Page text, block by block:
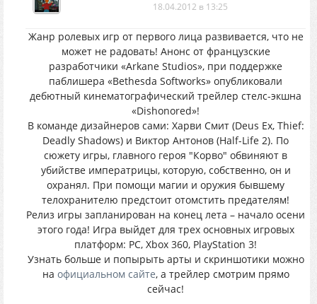
18.04.2012 в 13:25
Жанр ролевых игр от первого лица развивается, что не
может не радовать! Анонс от французские
разработчики «Arkane Studios», при поддержке
паблишера «Bethesda Softworks» опубликовали
дебютный кинематографический трейлер стелс-экшна
«Dishonored»!
В команде дизайнеров сами: Харви Смит (Deus Ex, Thief:
Deadly Shadows) и Виктор Антонов (Half-Life 2). По
сюжету игры, главного героя "Корво" обвиняют в
убийстве императрицы, которую, собственно, он и
охранял. При помощи магии и оружия бывшему
телохранителю предстоит отомстить предателям!
Релиз игры запланирован на конец лета – начало осени
этого года! Игра выйдет для трех основных игровых
платформ: PC, Xbox 360, PlayStation 3!
Узнать больше и попырыть арты и скриншотики можно
на официальном сайте, а трейлер смотрим прямо
сейчас!